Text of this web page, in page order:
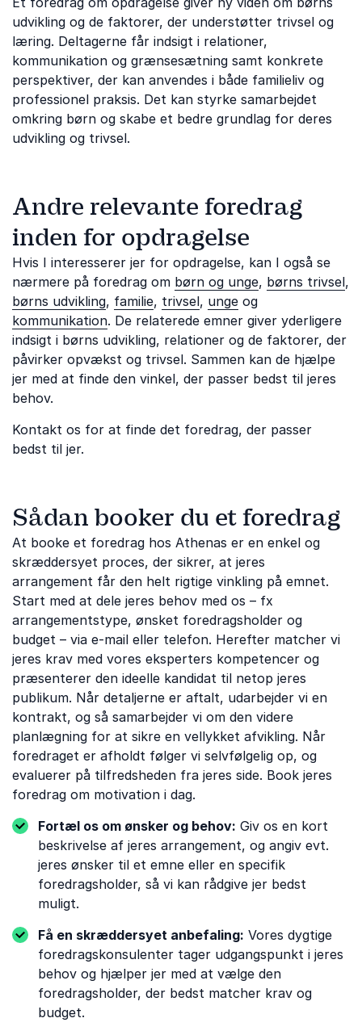
udvikling og de faktorer, der understøtter trivsel og
læring. Deltagerne får indsigt i relationer,
kommunikation og grænsesætning samt konkrete
perspektiver, der kan anvendes i både familieliv og
professionel praksis. Det kan styrke samarbejdet
omkring børn og skabe et bedre grundlag for deres
udvikling og trivsel.
Andre relevante foredrag
inden for opdragelse
Hvis I interesserer jer for opdragelse, kan I også se
nærmere på foredrag om børn og unge, børns trivsel,
børns udvikling, familie, trivsel, unge og
kommunikation. De relaterede emner giver yderligere
indsigt i børns udvikling, relationer og de faktorer, der
påvirker opvækst og trivsel. Sammen kan de hjælpe
jer med at finde den vinkel, der passer bedst til jeres
behov.
Kontakt os for at finde det foredrag, der passer
bedst til jer.
Sådan booker du et foredrag
At booke et foredrag hos Athenas er en enkel og
skræddersyet proces, der sikrer, at jeres
arrangement får den helt rigtige vinkling på emnet.
Start med at dele jeres behov med os – fx
arrangementstype, ønsket foredragsholder og
budget – via e-mail eller telefon. Herefter matcher vi
jeres krav med vores eksperters kompetencer og
præsenterer den ideelle kandidat til netop jeres
publikum. Når detaljerne er aftalt, udarbejder vi en
kontrakt, og så samarbejder vi om den videre
planlægning for at sikre en vellykket afvikling. Når
foredraget er afholdt følger vi selvfølgelig op, og
evaluerer på tilfredsheden fra jeres side. Book jeres
foredrag om motivation i dag.
Fortæl os om ønsker og behov: Giv os en kort
beskrivelse af jeres arrangement, og angiv evt.
jeres ønsker til et emne eller en specifik
foredragsholder, så vi kan rådgive jer bedst
muligt.
Få en skræddersyet anbefaling: Vores dygtige
foredragskonsulenter tager udgangspunkt i jeres
behov og hjælper jer med at vælge den
foredragsholder, der bedst matcher krav og
budget.